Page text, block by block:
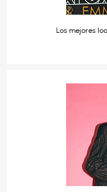
Los mejores